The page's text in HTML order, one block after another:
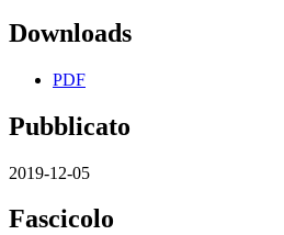
Downloads
PDF
Pubblicato
2019-12-05
Fascicolo